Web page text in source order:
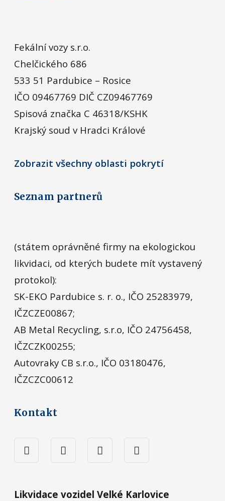
Fekální vozy s.r.o.
Chelčického 686
533 51 Pardubice – Rosice
IČO 09467769 DIČ CZ09467769
Spisová značka C 46318/KSHK
Krajský soud v Hradci Králové
Zobrazit všechny oblasti pokrytí
Seznam partnerů
(státem oprávněné firmy na ekologickou
likvidaci, od kterých budete mít vystavený
protokol):
SK-EKO Pardubice s. r. o., IČO 25283979,
IČZCZE00867;
AB Metal Recycling, s.r.o, IČO 24756458,
IČZCZK00255;
Autovraky CB s.r.o., IČO 03180476,
IČZCZC00612
Kontakt
Likvidace vozidel Velké Karlovice